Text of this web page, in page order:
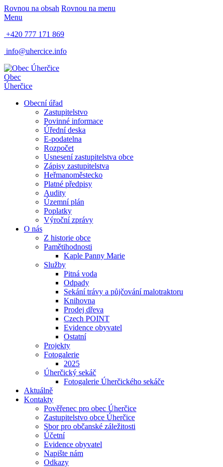
Rovnou na obsah Rovnou na menu
Menu
+420 777 171 869
info@uhercice.info
Obec
Úherčice
Obecní úřad
Zastupitelstvo
Povinné informace
Úřední deska
E-podatelna
Rozpočet
Usnesení zastupitelstva obce
Zápisy zastupitelstva
Heř​manoměstecko
Platné předpisy
Audity
Územní plán
Poplatky
Výroční zprávy
O nás
Z historie obce
Pamětihodnosti
Kaple Panny Marie
Služby
Pitná voda
Odpady
Se­ká­ní trá­vy a půjčování ma­lo­trak­to­ru
Knihovna
Prodej dřeva
Czech POINT
Evidence obyvatel
Ostatní
Projekty
Fotogalerie
2025
Úherčický sekáč
Fotogalerie Úherčického sekáče
Aktuálně
Kontakty
Pověřenec pro obec Úherčice
Zastupitelstvo obce Úherčice
Sbor pro ob­čan­ské zá­le­ži­to­sti
Účetní
Evidence obyvatel
Napište nám
Odkazy